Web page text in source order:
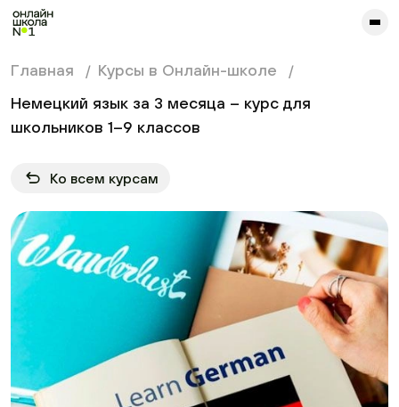
сайта. Для корректной работы попробуйте отключить VPN.
Главная
Курсы в Онлайн-школе
Немецкий язык за 3 месяца – курс для
школьников 1–9 классов
Ко всем курсам